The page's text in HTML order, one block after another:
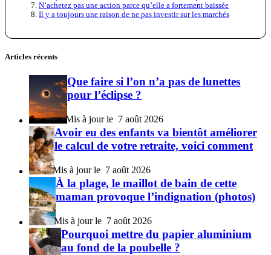
N’achetez pas une action parce qu’elle a fortement baissée
Il y a toujours une raison de ne pas investir sur les marchés
Articles récents
Que faire si l’on n’a pas de lunettes
pour l’éclipse ?
7 août 2026
Avoir eu des enfants va bientôt améliorer
le calcul de votre retraite, voici comment
7 août 2026
À la plage, le maillot de bain de cette
maman provoque l’indignation (photos)
7 août 2026
Pourquoi mettre du papier aluminium
au fond de la poubelle ?